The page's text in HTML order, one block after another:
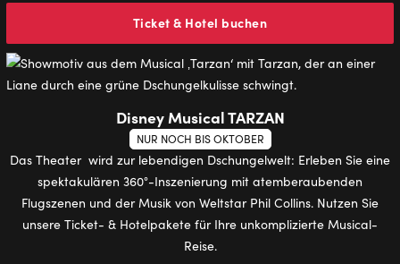
Ticket & Hotel buchen
Disney Musical TARZAN
NUR NOCH BIS OKTOBER
Das Theater wird zur lebendigen Dschungelwelt: Erleben Sie eine
spektakulären 360°-Inszenierung mit atemberaubenden
Flugszenen und der Musik von Weltstar Phil Collins. Nutzen Sie
unsere Ticket- & Hotelpakete für Ihre unkomplizierte Musical-
Reise.